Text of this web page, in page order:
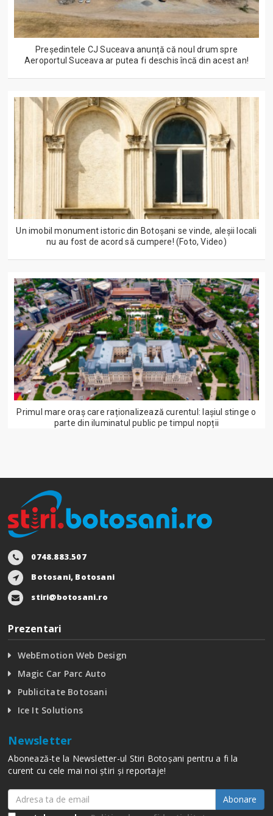
Președintele CJ Suceava anunță că noul drum spre
Aeroportul Suceava ar putea fi deschis încă din acest an!
Un imobil monument istoric din Botoșani se vinde, aleșii locali
nu au fost de acord să cumpere! (Foto, Video)
Primul mare oraș care raționalizează curentul: Iașiul stinge o
parte din iluminatul public pe timpul nopții
0748.883.507
Botosani, Botosani
stiri@botosani.ro
Prezentari
WebEmotion Web Design
Magic Car Parc Auto
Publicitate Botosani
Ice It Solutions
Newsletter
Abonează-te la Newsletter-ul Stiri Botoșani pentru a fi la
curent cu cele mai noi știri și reportaje!
Abonare